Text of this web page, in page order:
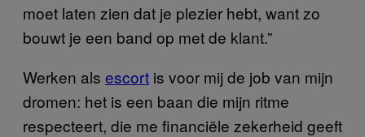
moet laten zien dat je plezier hebt, want zo
bouwt je een band op met de klant.”
Werken als escort is voor mij de job van mijn
dromen: het is een baan die mijn ritme
respecteert, die me financiële zekerheid geeft